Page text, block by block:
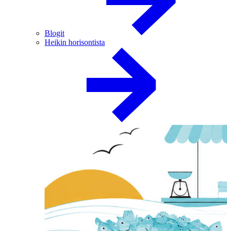
Blogit
Heikin horisontista